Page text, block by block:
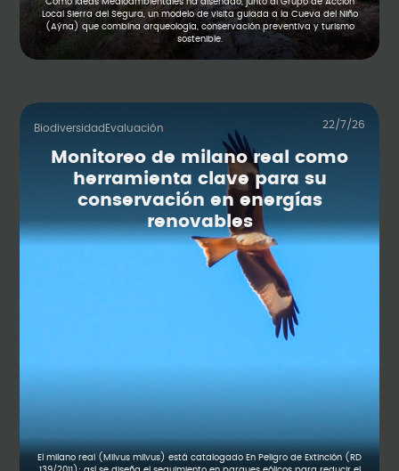
Cómo Ideas Medioambientales ha diseñado, junto al Grupo de Acción
Local Sierra del Segura, un modelo de visita guiada a la Cueva del Niño
(Aýna) que combina arqueología, conservación preventiva y turismo
sostenible.
Biodiversidad Evaluación 22/7/26
Monitoreo de milano real como
herramienta clave para su
conservación en energías
renovables
El milano real (Milvus milvus) está catalogado En Peligro de Extinción (RD